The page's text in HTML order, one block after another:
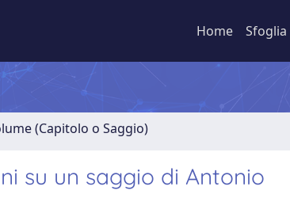
Home Sfoglia
(Capitolo o Saggio)
su un saggio di Antonio